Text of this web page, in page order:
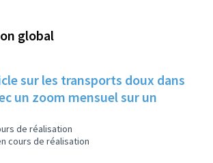
global
sur les transports doux dans
un zoom mensuel sur un
de réalisation
cours de réalisation